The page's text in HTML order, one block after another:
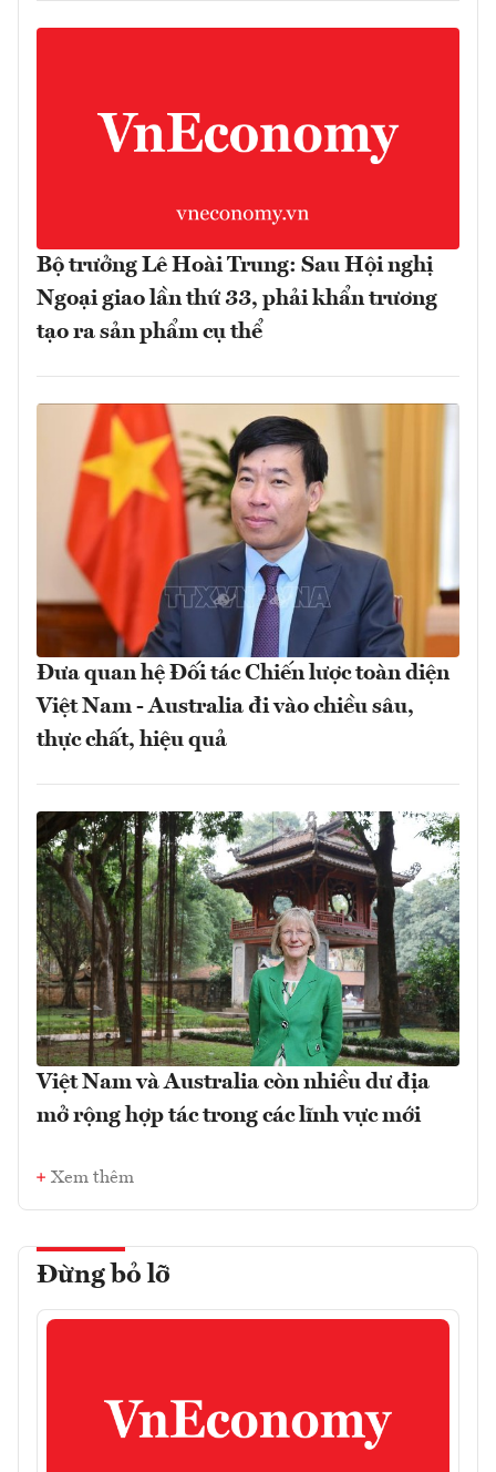
Bộ trưởng Lê Hoài Trung: Sau Hội nghị
Ngoại giao lần thứ 33, phải khẩn trương
tạo ra sản phẩm cụ thể
Đưa quan hệ Đối tác Chiến lược toàn diện
Việt Nam - Australia đi vào chiều sâu,
thực chất, hiệu quả
Việt Nam và Australia còn nhiều dư địa
mở rộng hợp tác trong các lĩnh vực mới
Xem thêm
Đừng bỏ lỡ